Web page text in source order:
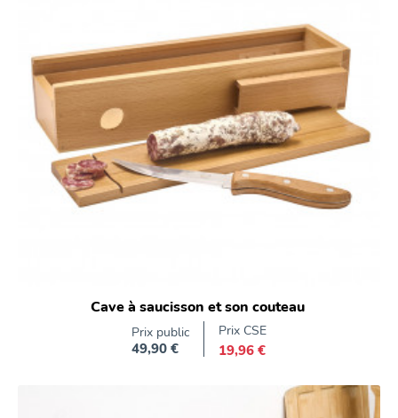
Cave à saucisson et son couteau
Prix public
Prix
49,90 €
Prix CSE
19,96 €